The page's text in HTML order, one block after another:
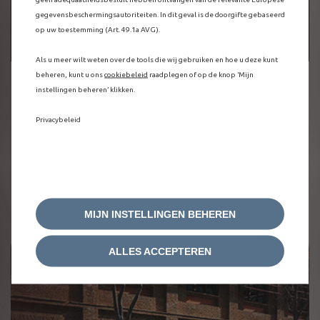
Optie "Drive & Save"
gegevensbeschermingsautoriteiten. In dit geval is de doorgifte gebaseerd
op uw toestemming (Art. 49.1a AVG).
Als u meer wilt weten over de tools die wij gebruiken en hoe u deze kunt
beheren, kunt u onscookiebeleid raadplegen of op de knop ‘Mijn
instellingen beheren’ klikken.
Privacybeleid
MIJN INSTELLINGEN BEHEREN
ALLES ACCEPTEREN